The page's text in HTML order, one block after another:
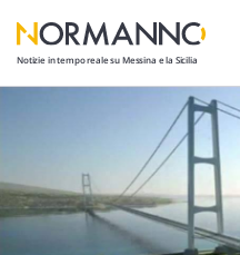
Notizie in tempo reale su Messina e la Sicilia
Cronaca
Politica